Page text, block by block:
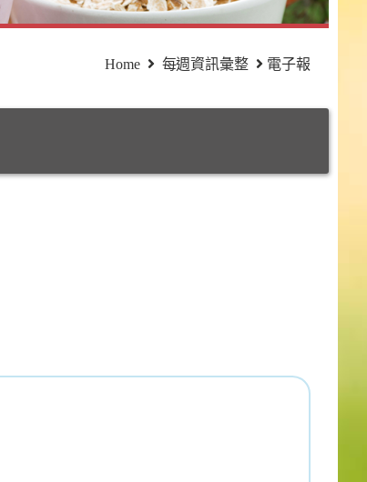
Home 每週資訊彙整 電子報